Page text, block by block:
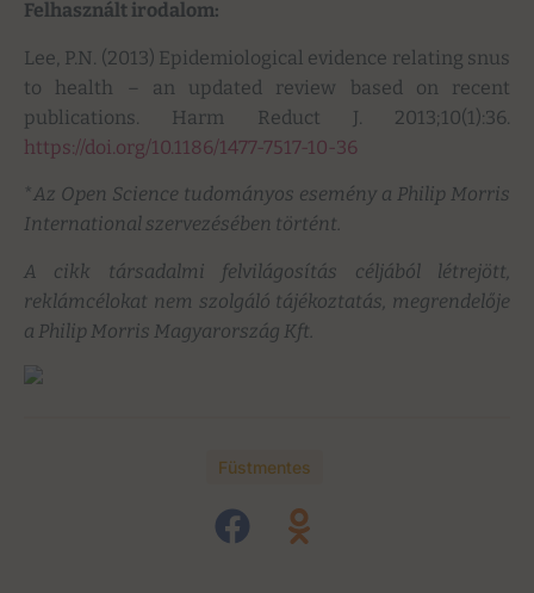
Felhasznált irodalom:
Lee, P.N. (2013) Epidemiological evidence relating snus
to health – an updated review based on recent
publications. Harm Reduct J. 2013;10(1):36.
https://doi.org/10.1186/1477-7517-10-36
*Az Open Science tudományos esemény a Philip Morris
International szervezésében történt.
A cikk társadalmi felvilágosítás céljából létrejött,
reklámcélokat nem szolgáló tájékoztatás, megrendelője
a Philip Morris Magyarország Kft.
Füstmentes